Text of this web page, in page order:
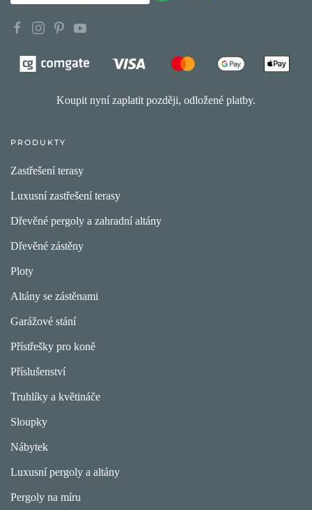
Koupit nyní zaplatit později, odložené platby.
PRODUKTY
Zastřešení terasy
Luxusní zastřešení terasy
Dřevěné pergoly a zahradní altány
Dřevěné zástěny
Ploty
Altány se zástěnami
Garážové stání
Přístřešky pro koně
Příslušenství
Truhlíky a květináče
Sloupky
Nábytek
Luxusní pergoly a altány
Pergoly na míru